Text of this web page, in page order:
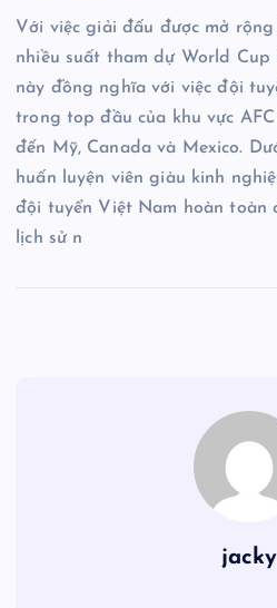
Với việc giải đấu được mở rộng
nhiều suất tham dự World
này đồng nghĩa với việc đội
trong top đầu của khu vực
đến Mỹ, Canada và Mexico.
huấn luyện viên giàu kinh
đội tuyển Việt Nam hoàn toàn
lịch sử n
jacky